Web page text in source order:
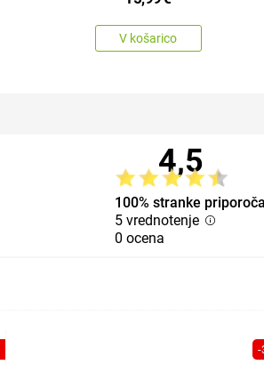
V košarico
4,5
100% stranke
5 vrednotenje
0 ocena
-